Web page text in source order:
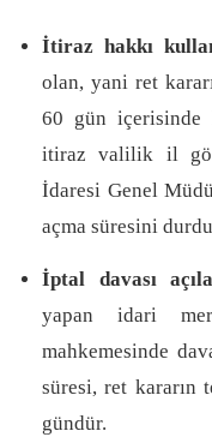
İtiraz hakkı
olan, yani ret
60 gün içerisinde
itiraz valilik il
İdaresi Genel
açma süresini
İptal davası
yapan idari
mahkemesinde
süresi, ret kararın
gündür.